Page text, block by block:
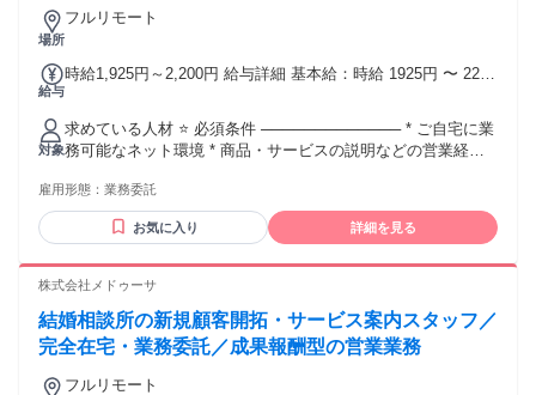
場所
フルリモート
給与
時給1,925円～2,200円 給与詳細 基本給：時給 1925円 〜 2200
間は相談しながら決定します。
対象
求めている人材 ⭐ 必須条件 ───────────── * ご自宅に業
務可能なネット環境 * 商品・サービスの説明などの営業経験 *
験 * 一般的なPCリテラシー ⭐ 歓迎条件（経験者大歓迎！）
───────────── *営業経験1年以上 * HubSpotなどのCRM
使用経験がある方 ⭐ 求める人物像 ────────────── * 明
相手のニーズを汲み取るのが得意な方
雇用形態： 業務委託
お気に入り 詳細を見る
株式会社メドゥーサ
結婚相談所の新規顧客開拓・サービス案内スタッフ／
完全在宅・業務委託／成果報酬型の営業業務
フルリモート